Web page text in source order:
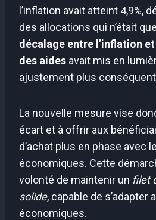
l’inflation avait atteint 4,9%,
des allocations qui n’était
décalage entre l’inflation
des aides avait mis en
ajustement plus
La nouvelle mesure vise
écart et à offrir aux
d’achat plus en phase avec
économiques. Cette
volonté de maintenir un filet
solide, capable de s’adapter
économiques.